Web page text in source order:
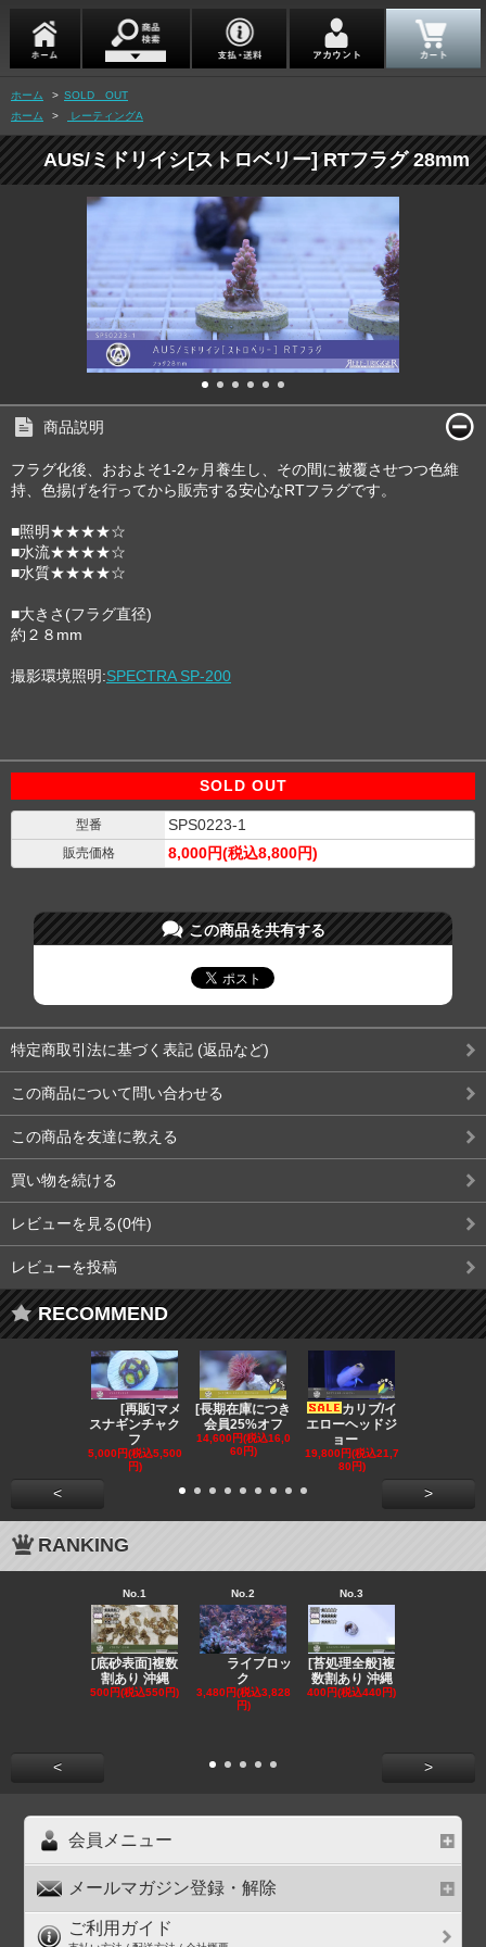
ホーム > SOLD OUT
ホーム
> レーティングA
AUS/ミドリイシ[ストロベリー] RTフラグ 28mm
商品説明
フラグ化後、おおよそ1-2ヶ月養生し、その間に被覆させつつ色維
持、色揚げを行ってから販売する安心なRTフラグです。
■照明★★★★☆
■水流★★★★☆
■水質★★★★☆
■大きさ(フラグ直径)
約２８mm
撮影環境照明:SPECTRA SP-200
SOLD OUT
型番 SPS0223-1
販売価格 8,000円(税込8,800円)
この商品を共有する
特定商取引法に基づく表記 (返品など)
この商品について問い合わせる
この商品を友達に教える
買い物を続ける
レビューを見る(0件)
レビューを投稿
RECOMMEND
[再販]マメ
スナギンチャク
フ
5,000円(税込5,500
円)
[長期在庫につき
会員25%オフ
14,600円(税込16,0
60円)
カリブ/イ
エローヘッドジ
ョー
19,800円(税込21,7
80円)
< >
RANKING
No.1
[底砂表面]複数
割あり 沖縄
500円(税込550円)
No.2
ライブロッ
ク
3,480円(税込3,828
円)
No.3
[苔処理全般]複
数割あり 沖縄
400円(税込440円)
< >
会員メニュー
メールマガジン登録・解除
ご利用ガイド